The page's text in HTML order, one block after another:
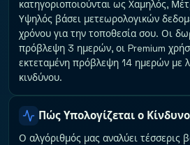
κατηγοριοποιούνται ως Χαμηλός,
Υψηλός βάσει μετεωρολογικών
χρόνου για την τοποθεσία σου. Οι
πρόβλεψη 3 ημερών, οι Premium
εκτεταμένη πρόβλεψη 14 ημερών με
κινδύνου.
Πώς Υπολογίζεται ο
Ο αλγόριθμός μας αναλύει τέσσερις